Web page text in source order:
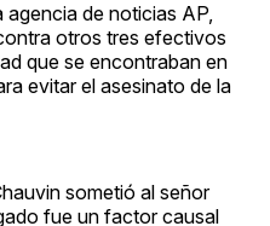
de noticias AP,
otros tres efectivos
que se encontraban en
evitar el asesinato de la
sometió al señor
fue un factor causal